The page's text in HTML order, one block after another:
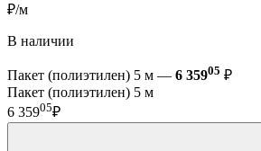
₽/м
В наличии
Пакет (полиэтилен) 5 м — 6 35905 ₽
Пакет (полиэтилен) 5 м
6 35905₽